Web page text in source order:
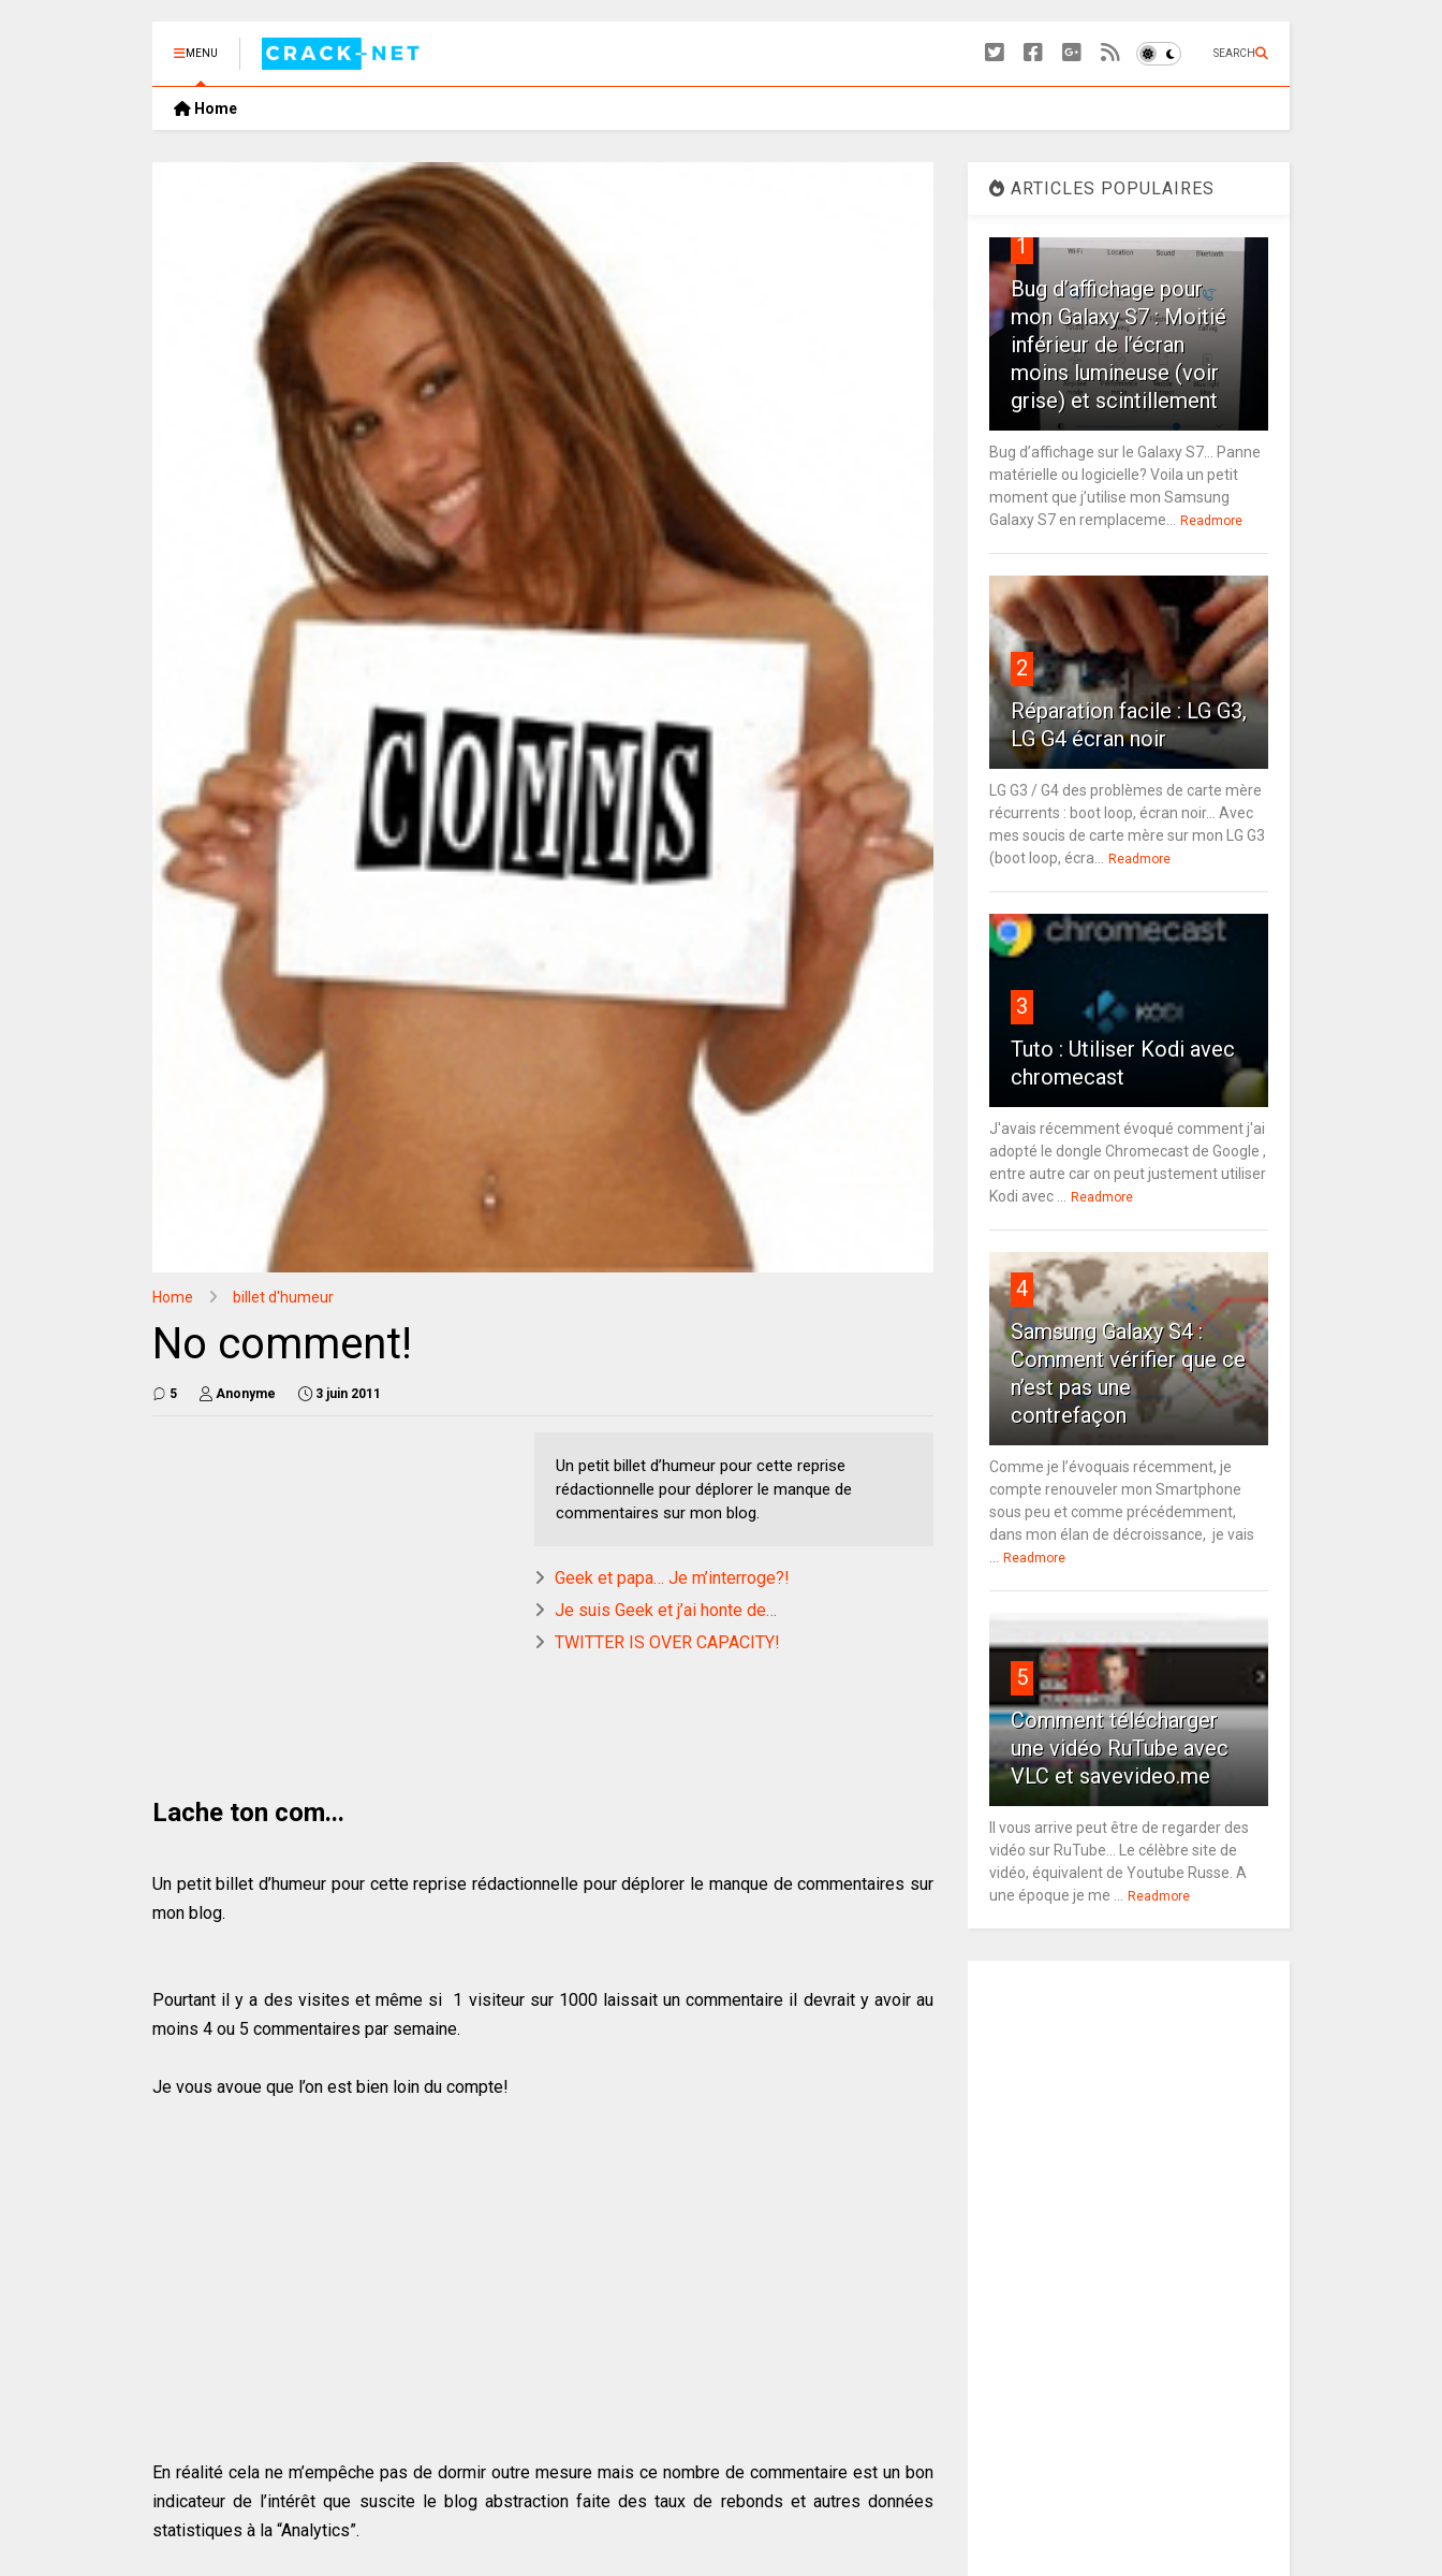
MENU SEARCH
Home
Home billet d'humeur
No comment!
5 Anonyme 3 juin 2011
Un petit billet d’humeur pour cette reprise
rédactionnelle pour déplorer le manque de
commentaires sur mon blog.
Geek et papa… Je m’interroge?!
Je suis Geek et j’ai honte de…
TWITTER IS OVER CAPACITY!
Lache ton com...
Un petit billet d’humeur pour cette reprise rédactionnelle pour déplorer le manque de commentaires sur
mon blog.
Pourtant il y a des visites et même si 1 visiteur sur 1000 laissait un commentaire il devrait y avoir au
moins 4 ou 5 commentaires par semaine.
Je vous avoue que l’on est bien loin du compte!
En réalité cela ne m’empêche pas de dormir outre mesure mais ce nombre de commentaire est un bon
indicateur de l’intérêt que suscite le blog abstraction faite des taux de rebonds et autres données
statistiques à la “Analytics”.
ARTICLES POPULAIRES
1
Bug d’affichage pour
mon Galaxy S7 : Moitié
inférieur de l’écran
moins lumineuse (voir
grise) et scintillement
Bug d’affichage sur le Galaxy S7… Panne
matérielle ou logicielle? Voila un petit
moment que j’utilise mon Samsung
Galaxy S7 en remplaceme...
Readmore
2
Réparation facile : LG G3,
LG G4 écran noir
LG G3 / G4 des problèmes de carte mère
récurrents : boot loop, écran noir... Avec
mes soucis de carte mère sur mon LG G3
(boot loop, écra...
Readmore
3
Tuto : Utiliser Kodi avec
chromecast
J'avais récemment évoqué comment j'ai
adopté le dongle Chromecast de Google ,
entre autre car on peut justement utiliser
Kodi avec ...
Readmore
4
Samsung Galaxy S4 :
Comment vérifier que ce
n’est pas une
contrefaçon
Comme je l’évoquais récemment, je
compte renouveler mon Smartphone
sous peu et comme précédemment,
dans mon élan de décroissance, je vais
Readmore
5
Comment télécharger
une vidéo RuTube avec
VLC et savevideo.me
Il vous arrive peut être de regarder des
vidéo sur RuTube... Le célèbre site de
vidéo, équivalent de Youtube Russe. A
une époque je me ...
Readmore